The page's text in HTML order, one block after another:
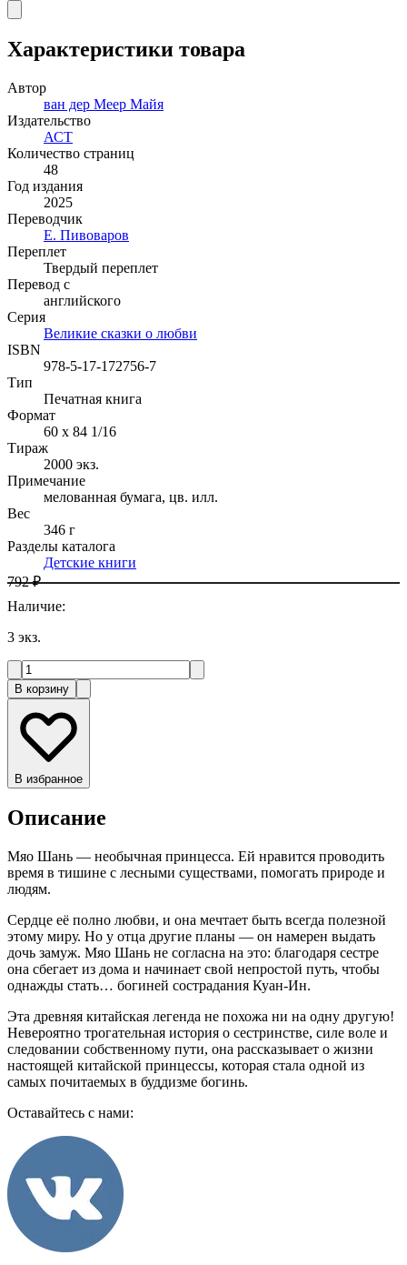
Характеристики товара
Автор
ван дер Меер Майя
Издательство
АСТ
Количество страниц
48
Год издания
2025
Переводчик
Е. Пивоваров
Переплет
Твердый переплет
Перевод с
английского
Серия
Великие сказки о любви
ISBN
978-5-17-172756-7
Тип
Печатная книга
Формат
60 x 84 1/16
Тираж
2000 экз.
Примечание
мелованная бумага, цв. илл.
Вес
346 г
Разделы каталога
Детские книги
792 ₽
Наличие:
3 экз.
В корзину
В избранное
Описание
Мяо Шань — необычная принцесса. Ей нравится проводить
время в тишине с лесными существами, помогать природе и
людям.
Сердце её полно любви, и она мечтает быть всегда полезной
этому миру. Но у отца другие планы — он намерен выдать
дочь замуж. Мяо Шань не согласна на это: благодаря сестре
она сбегает из дома и начинает свой непростой путь, чтобы
однажды стать… богиней сострадания Куан-Ин.
Эта древняя китайская легенда не похожа ни на одну другую!
Невероятно трогательная история о сестринстве, силе воле и
следовании собственному пути, она рассказывает о жизни
настоящей китайской принцессы, которая стала одной из
самых почитаемых в буддизме богинь.
Оставайтесь с нами: